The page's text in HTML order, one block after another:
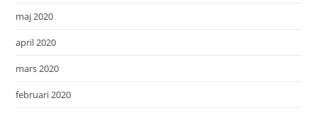
maj 2020
april 2020
mars 2020
februari 2020